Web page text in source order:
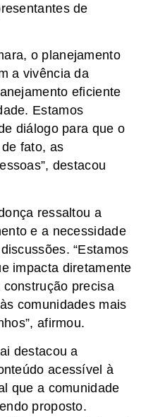
de
o planejamento
a vivência da
eficiente
Estamos
diálogo para que o
fato, as
destacou
ressaltou a
e a necessidade
“Estamos
impacta diretamente
precisa
comunidades mais
afirmou.
destacou a
acessível à
que a comunidade
proposto.